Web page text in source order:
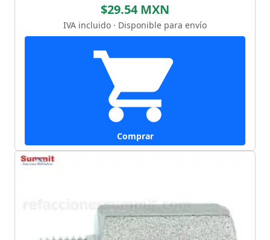
$29.54 MXN
IVA incluido · Disponible para envío
Comprar